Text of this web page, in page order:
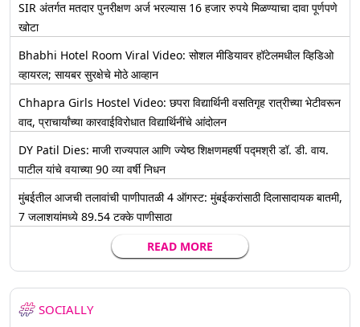
SIR अंतर्गत मतदार पुनरीक्षण अर्ज भरल्यास 16 हजार रुपये मिळण्याचा दावा पूर्णपणे
खोटा
Bhabhi Hotel Room Viral Video: सोशल मीडियावर हॉटेलमधील व्हिडिओ
व्हायरल; सायबर सुरक्षेचे मोठे आव्हान
Chhapra Girls Hostel Video: छपरा विद्यार्थिनी वसतिगृह रात्रीच्या भेटीवरून
वाद, प्राचार्यांच्या कारवाईविरोधात विद्यार्थिनींचे आंदोलन
DY Patil Dies: माजी राज्यपाल आणि ज्येष्ठ शिक्षणमहर्षी पद्मश्री डॉ. डी. वाय.
पाटील यांचे वयाच्या 90 व्या वर्षी निधन
मुंबईतील आजची तलावांची पाणीपातळी 4 ऑगस्ट: मुंबईकरांसाठी दिलासादायक बातमी,
7 जलाशयांमध्ये 89.54 टक्के पाणीसाठा
READ MORE
SOCIALLY